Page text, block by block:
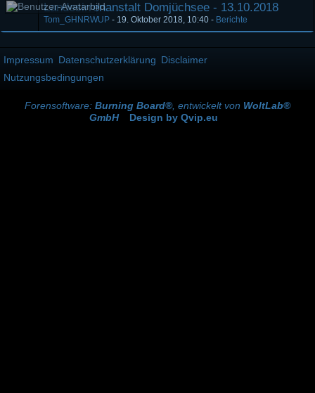
Landesirrenanstalt Domjüchsee - 13.10.2018
Tom_GHNRWUP - 19. Oktober 2018, 10:40 - Berichte
Impressum Datenschutzerklärung Disclaimer
Nutzungsbedingungen
Forensoftware: Burning Board®, entwickelt von WoltLab®
GmbH